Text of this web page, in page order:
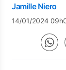
Jamille Niero
14/01/2024